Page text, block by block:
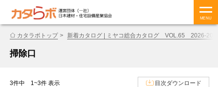
MENU
カタラボトップ 新着カタログ | ミヤコ総合カタログ VOL.65 2026-
掃除口
3件中 1~3件 表示 目次ダウンロード